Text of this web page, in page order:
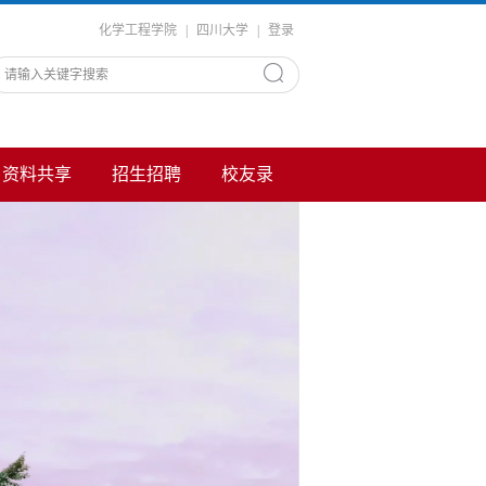
化学工程学院 四川大学 登录
资料共享 招生招聘 校友录